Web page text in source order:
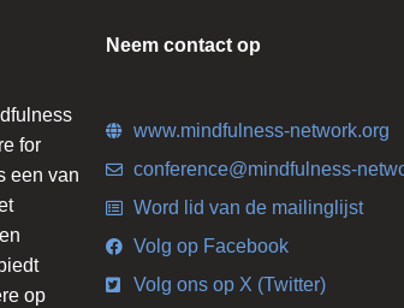
for
een van
op
Neem contact op
www.mindfulness-network.org
conference@mindfulness-
Word lid van de mailinglijst
Volg op Facebook
Volg ons op X (Twitter)